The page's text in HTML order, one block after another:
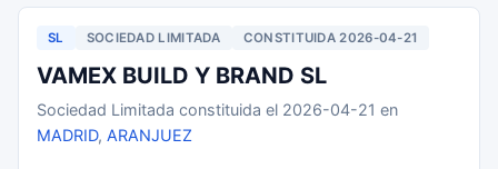
SL SOCIEDAD LIMITADA CONSTITUIDA 2026-04-21
VAMEX BUILD Y BRAND SL
Sociedad Limitada constituida el 2026-04-21 en
MADRID, ARANJUEZ